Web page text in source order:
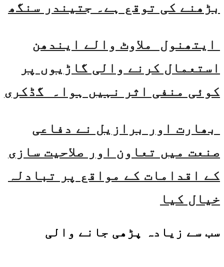
بڑھنے کی توقع ہے۔ جتیندر سنگھ
ایتھنول ملاوٹ والے ایندھن
استعمال کرنے والی گاڑیوں پر
کوئی منفی اثر نہیں ہوا۔ گڈکری
بھارت اور برازیل نے دفاعی
صنعت میں تعاون اور صلاحیت سازی
کے اقدامات کے مواقع پر تبادلہ
خیال کیا
سب سے زیادہ پڑھی جانے والی